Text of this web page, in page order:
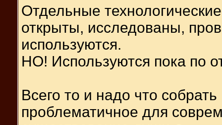
Отдельные
открыты, исследованы,
используются.
НО! Используются пока по
Всего то и надо что
проблематичное для